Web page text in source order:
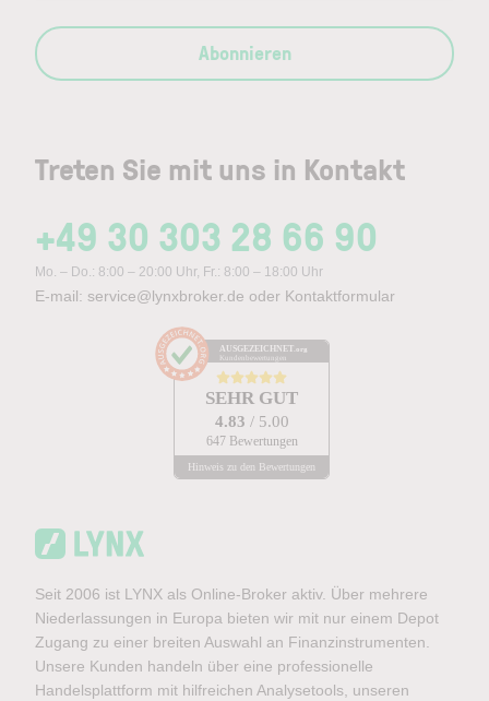
Treten Sie mit uns in Kontakt
+49 30 303 28 66 90
Mo. – Do.: 8:00 – 20:00 Uhr, Fr.: 8:00 – 18:00 Uhr
E-mail: service@lynxbroker.de oder Kontaktformular
AUSGEZEICHNET .org
Kundenbewertungen
SEHR GUT
4.83 / 5.00
647 Bewertungen
Hinweis zu den Bewertungen
Abonnieren
Seit 2006 ist LYNX als Online-Broker aktiv. Über mehrere
Niederlassungen in Europa bieten wir mit nur einem Depot
Zugang zu einer breiten Auswahl an Finanzinstrumenten.
Unsere Kunden handeln über eine professionelle
Handelsplattform mit hilfreichen Analysetools, unseren